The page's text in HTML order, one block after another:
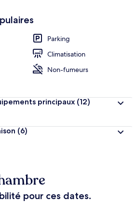
Parking
Climatisation
Non-fumeurs
principaux (12)
(6)
pour ces dates.